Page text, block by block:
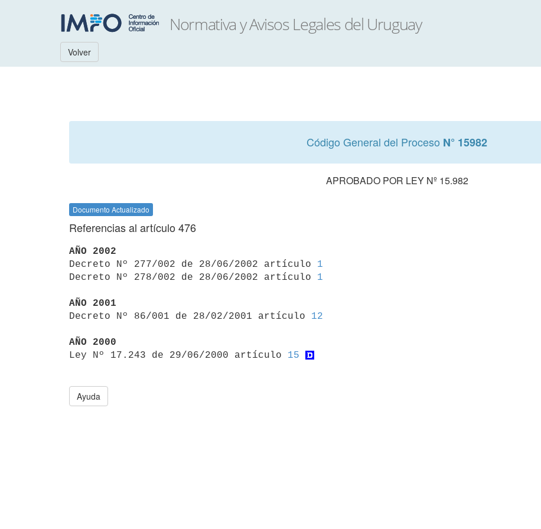
Volver
Código General del Proceso N° 15982
APROBADO POR LEY Nº 15.982
Documento Actualizado
Referencias al artículo 476
AÑO 2002
Decreto Nº 277/002 de 28/06/2002 artículo 1
Decreto Nº 278/002 de 28/06/2002 artículo 1
AÑO 2001
Decreto Nº 86/001 de 28/02/2001 artículo 12
AÑO 2000
Ley Nº 17.243 de 29/06/2000 artículo 15
Ayuda